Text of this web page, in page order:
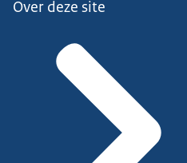
Over deze site